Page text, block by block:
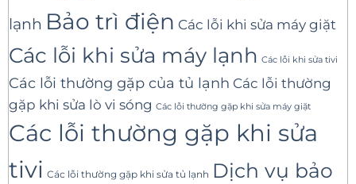
lạnh Bảo trì điện Các lỗi khi sửa máy giặt
Các lỗi khi sửa máy lạnh Các lỗi khi sửa tivi
Các lỗi thường gặp của tủ lạnh Các lỗi thường
gặp khi sửa lò vi sóng Các lỗi thường gặp khi sửa máy giặt
Các lỗi thường gặp khi sửa
tivi Các lỗi thường gặp khi sửa tủ lạnh Dịch vụ bảo